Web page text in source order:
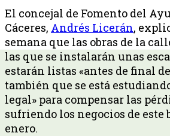
El concejal de Fomento del
Cáceres, Andrés Licerán,
semana que las obras de la
las que se instalarán unas
estarán listas «antes de final
también que se está
legal» para compensar las
sufriendo los negocios de este
enero.